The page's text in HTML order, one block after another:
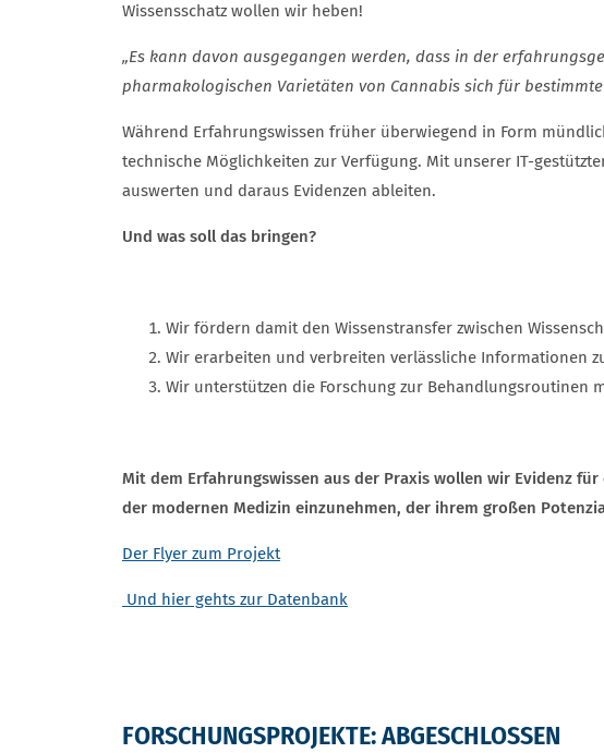
Wissensschatz wollen wir heben!
„Es kann davon ausgegangen werden, dass in der
pharmakologischen Varietäten von Cannabis sich für
Während Erfahrungswissen früher überwiegend in Form
technische Möglichkeiten zur Verfügung. Mit unserer IT-
auswerten und daraus Evidenzen ableiten.
Und was soll das bringen?
Wir fördern damit den Wissenstransfer zwischen
Wir erarbeiten und verbreiten verlässliche Informationen
Wir unterstützen die Forschung zur Behandlungsroutinen
Mit dem Erfahrungswissen aus der Praxis wollen wir Evidenz
der modernen Medizin einzunehmen, der ihrem großen
Der Flyer zum Projekt
Und hier gehts zur Datenbank
FORSCHUNGSPROJEKTE: ÜBERSICHT
FORSCHUNGSPROJEKTE: ABGESCHLOSSEN